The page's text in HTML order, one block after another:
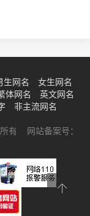
生网名
女生网名
体网名
英文网名
非主流网名
有 网站备案号：